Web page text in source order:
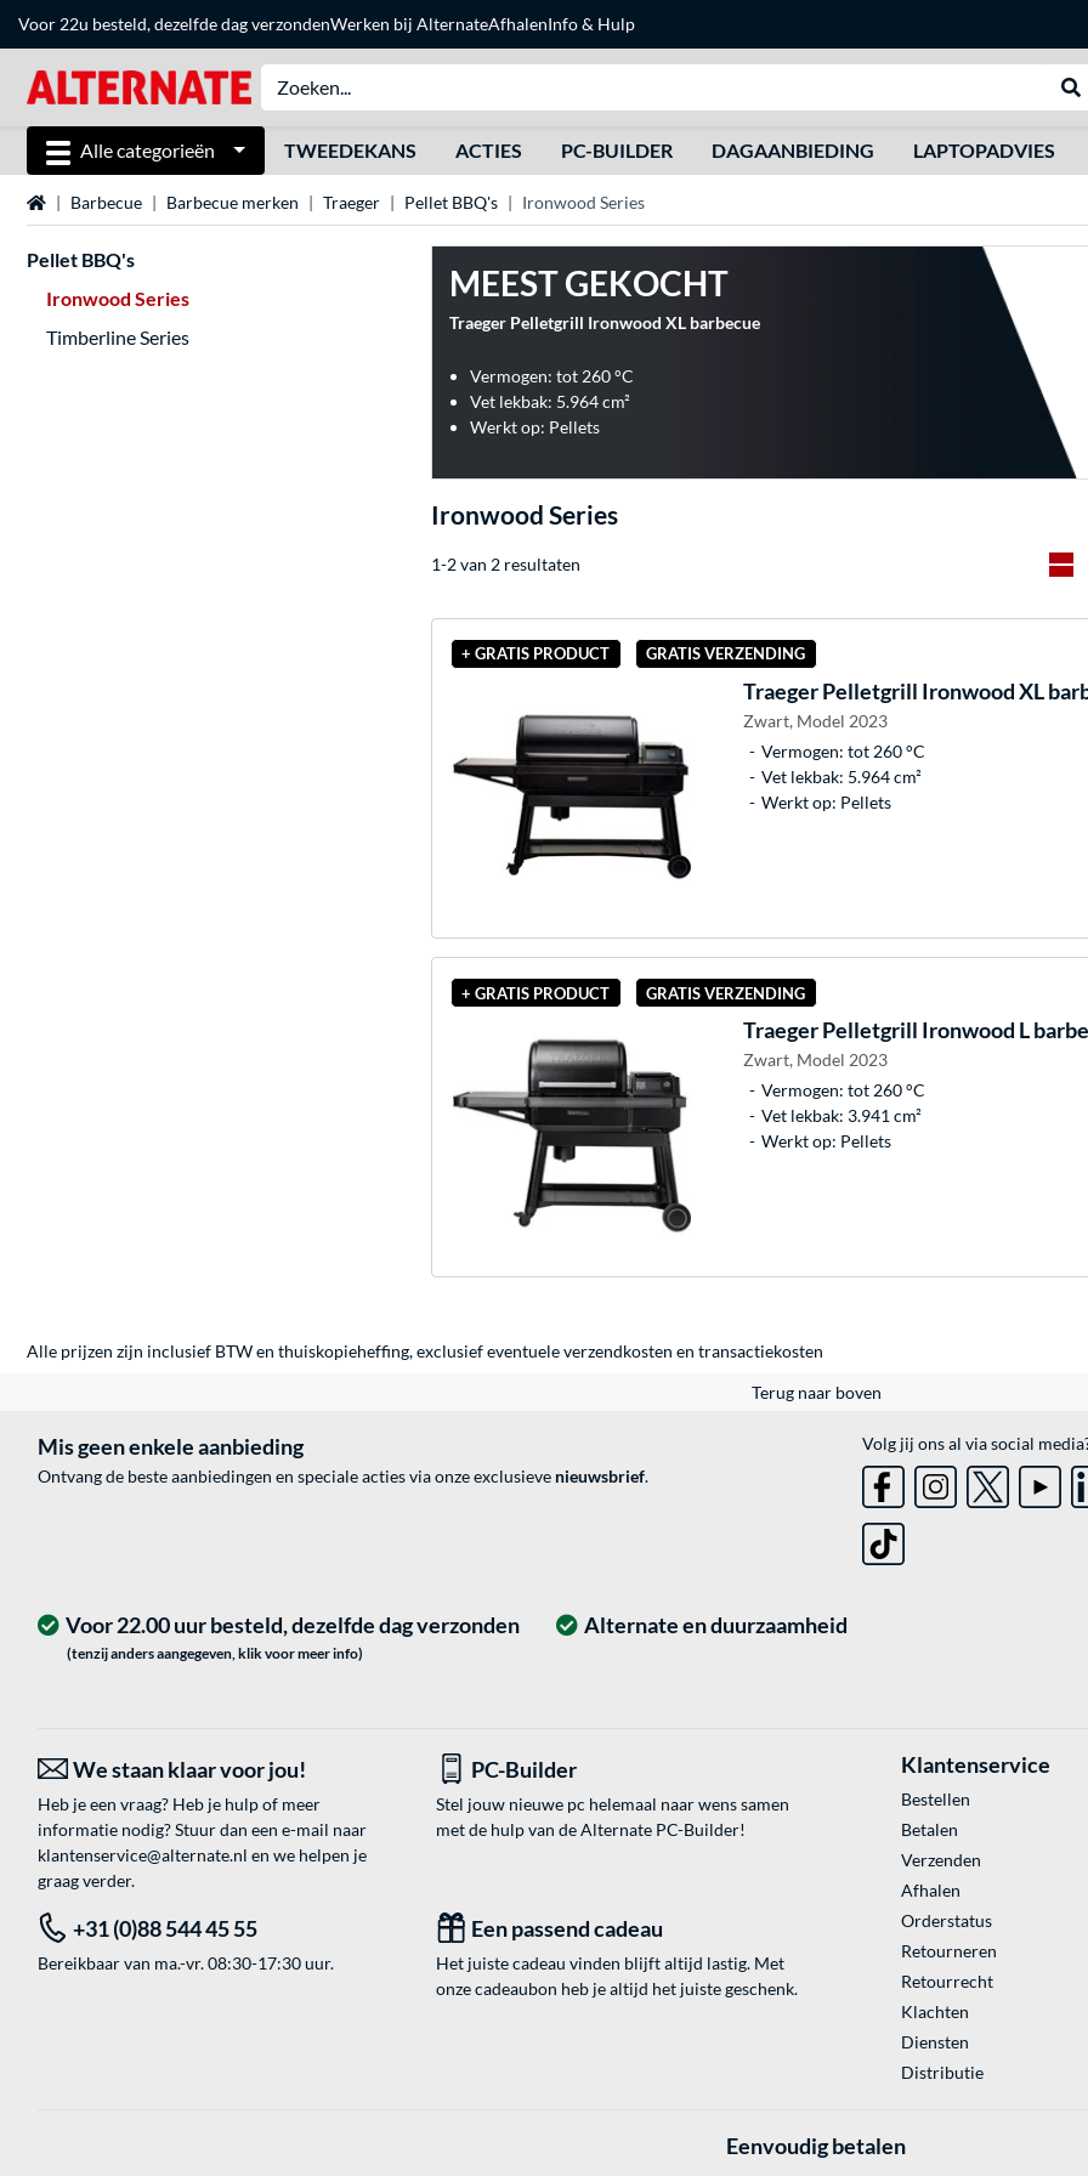
Voor 22u besteld, dezelfde dag verzondenWerken bij AlternateAfhalenInfo & Hulp
Alle categorieën TWEEDEKANS ACTIES PC-BUILDER DAGAANBIEDING LAPTOPADVIES
Home Barbecue Barbecue merken Traeger Pellet BBQ's Ironwood Series
Pellet BBQ's
Ironwood Series
Timberline Series
MEEST GEKOCHT
Traeger Pelletgrill Ironwood XL barbecue
Vermogen: tot 260 °C
Vet lekbak: 5.964 cm²
Werkt op: Pellets
Ironwood Series
1-2 van 2 resultaten
+ GRATIS PRODUCT GRATIS VERZENDING
TraegerPelletgrill Ironwood XL
Zwart, Model 2023
Vermogen: tot 260 °C
Vet lekbak: 5.964 cm²
Werkt op: Pellets
+ GRATIS PRODUCT GRATIS VERZENDING
TraegerPelletgrill Ironwood L
Zwart, Model 2023
Vermogen: tot 260 °C
Vet lekbak: 3.941 cm²
Werkt op: Pellets
Alle prijzen zijn inclusief BTW en thuiskopieheffing, exclusief eventueleverzendkosten en transactiekosten
Terug naar boven
Mis geen enkele aanbieding
Ontvang de beste aanbiedingen en speciale acties via onze exclusieve nieuwsbrief.
Volg jij ons al via social
Alternate en duurzaamheid
Voor 22.00 uur besteld, dezelfde dag verzonden
(tenzij anders aangegeven, klik voor meer info)
We staan klaar voor jou!
Heb je een vraag? Heb je hulp of meer
informatie nodig? Stuur dan een e-mail naar
klantenservice@alternate.nl en we helpen je
graag verder.
PC-Builder
Stel jouw nieuwe pc helemaal naar wens samen
met de hulp van de Alternate PC-Builder!
+31 (0)88 544 45 55
Bereikbaar van ma.-vr. 08:30-17:30 uur.
Een passend cadeau
Het juiste cadeau vinden blijft altijd lastig. Met
onze cadeaubon heb je altijd het juiste geschenk.
Klantenservice
Bestellen
Betalen
Verzenden
Afhalen
Orderstatus
Retourneren
Retourrecht
Klachten
Diensten
Distributie
Eenvoudig betalen